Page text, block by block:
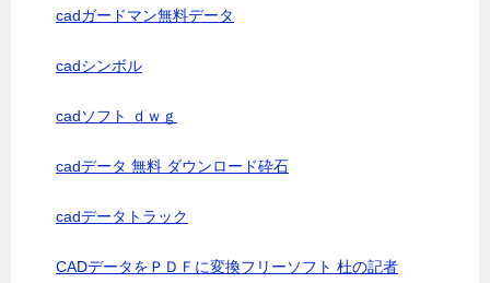
cadガードマン無料データ
cadシンボル
cadソフト ｄｗｇ
cadデータ 無料 ダウンロード砕石
cadデータトラック
CADデータをＰＤＦに変換フリーソフト 杜の記者